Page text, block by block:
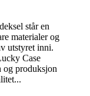
står en
materialer og
utstyret inni.
Case
og produksjon